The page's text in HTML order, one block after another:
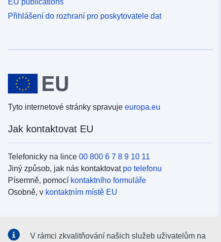
Přihlášení do rozhraní pro poskytovatele dat
Tyto internetové stránky spravuje europa.eu
Jak kontaktovat EU
Telefonicky na lince 00 800 6 7 8 9 10 11
Jiný způsob, jak nás kontaktovat po telefonu
Písemně, pomocí kontaktního formuláře
Osobně, v kontaktním místě EU
V rámci zkvalitňování našich služeb uživatelům na